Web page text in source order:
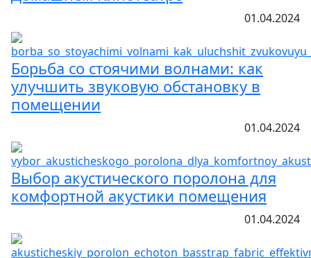
01.04.2024
Борьба со стоячими волнами: как
улучшить звуковую обстановку в
помещении
01.04.2024
Выбор акустического поролона для
комфортной акустики помещения
01.04.2024